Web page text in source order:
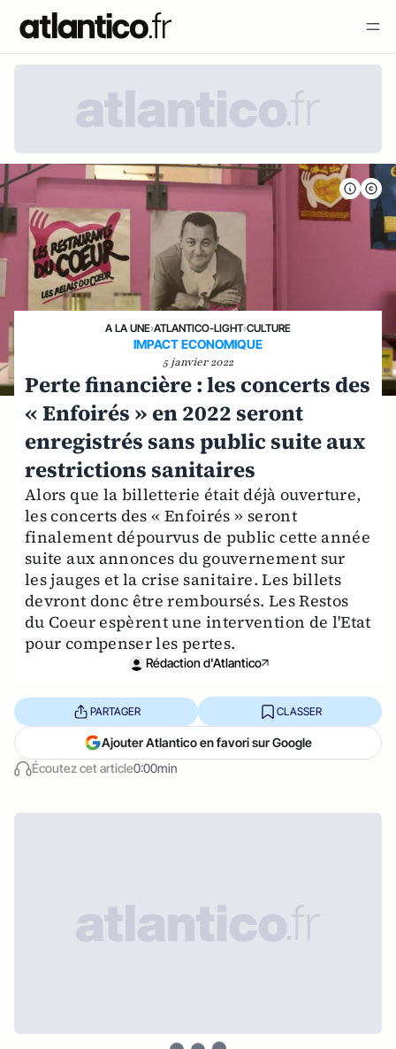
A LA UNE›ATLANTICO-LIGHT›CULTURE
IMPACT ECONOMIQUE
5 janvier 2022
Perte financière : les concerts des
« Enfoirés » en 2022 seront
enregistrés sans public suite aux
restrictions sanitaires
Alors que la billetterie était déjà ouverture,
les concerts des « Enfoirés » seront
finalement dépourvus de public cette année
suite aux annonces du gouvernement sur
les jauges et la crise sanitaire. Les billets
devront donc être remboursés. Les Restos
du Coeur espèrent une intervention de l'Etat
pour compenser les pertes.
Rédaction d'Atlantico
Écoutez cet article0:00min
PARTAGER CLASSER
Ajouter Atlantico en favori sur Google